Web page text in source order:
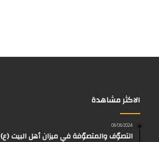
الاكثر مشاهدة
06/06/2024
التصوّف والمتصوّفة في ميزان أهل البيت (ع)